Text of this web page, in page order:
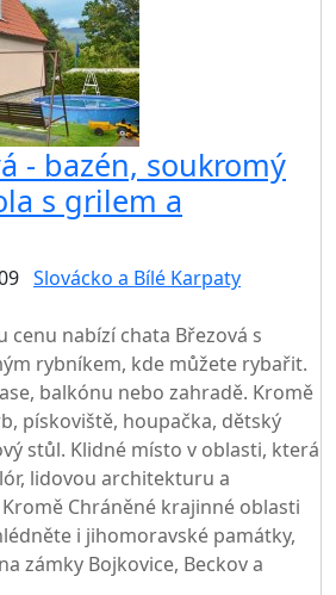
- bazén, soukromý
s grilem a
Slovácko a Bílé Karpaty
cenu nabízí chata Březová s
rybníkem, kde můžete rybařit.
balkónu nebo zahradě. Kromě
pískoviště, houpačka, dětský
stůl. Klidné místo v oblasti, která
lidovou architekturu a
Chráněné krajinné oblasti
i jihomoravské památky,
zámky Bojkovice, Beckov a